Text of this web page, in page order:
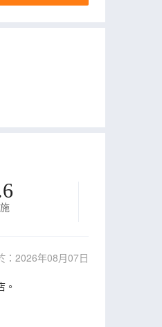
：2026年08月07日